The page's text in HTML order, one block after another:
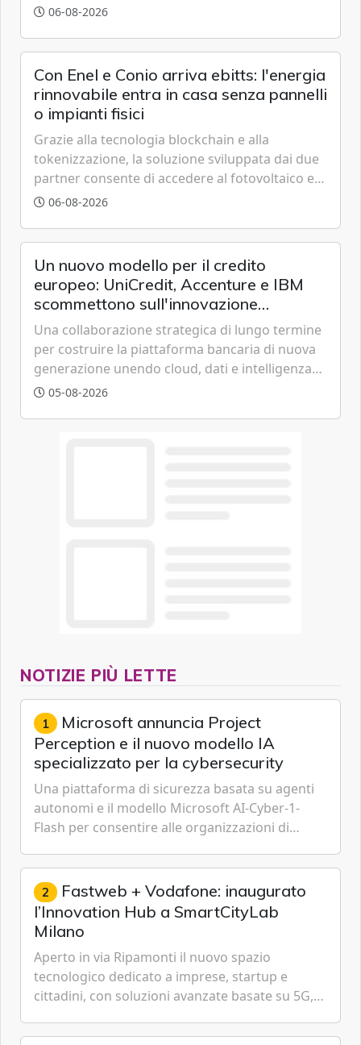
grazie a innovazione, accessibilità e governance
06-08-2026
Con Enel e Conio arriva ebitts: l'energia
rinnovabile entra in casa senza pannelli
o impianti fisici
Grazie alla tecnologia blockchain e alla
tokenizzazione, la soluzione sviluppata dai due
partner consente di accedere al fotovoltaico e
all'eolico ottenendo risparmi diretti in bolletta,
06-08-2026
Un nuovo modello per il credito
europeo: UniCredit, Accenture e IBM
scommettono sull'innovazione
tecnologica
Una collaborazione strategica di lungo termine
per costruire la piattaforma bancaria di nuova
generazione unendo cloud, dati e intelligenza
artificiale.
05-08-2026
NOTIZIE PIÙ LETTE
1 Microsoft annuncia Project
Perception e il nuovo modello IA
specializzato per la cybersecurity
Una piattaforma di sicurezza basata su agenti
autonomi e il modello Microsoft AI-Cyber-1-
Flash per consentire alle organizzazioni di
gestione continua del rischio.
2 Fastweb + Vodafone: inaugurato
l’Innovation Hub a SmartCityLab
Milano
Aperto in via Ripamonti il nuovo spazio
tecnologico dedicato a imprese, startup e
cittadini, con soluzioni avanzate basate su 5G,
Cybersecurity.